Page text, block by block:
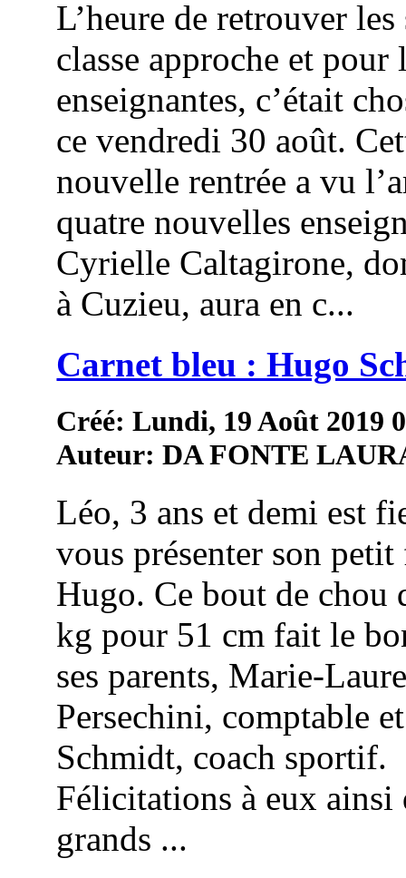
L’heure de retrouver les
classe approche et pour
enseignantes, c’était
ce vendredi 30 août.
nouvelle rentrée a vu
quatre nouvelles
Cyrielle Caltagirone,
à Cuzieu, aura en c...
Carnet bleu : Hugo
Créé: Lundi, 19 Août 2019
Auteur: DA FONTE
Léo, 3 ans et demi est
vous présenter son petit
Hugo. Ce bout de chou
kg pour 51 cm fait le
ses parents, Marie-
Persechini, comptable
Schmidt, coach sportif.
Félicitations à eux ainsi
grands ...